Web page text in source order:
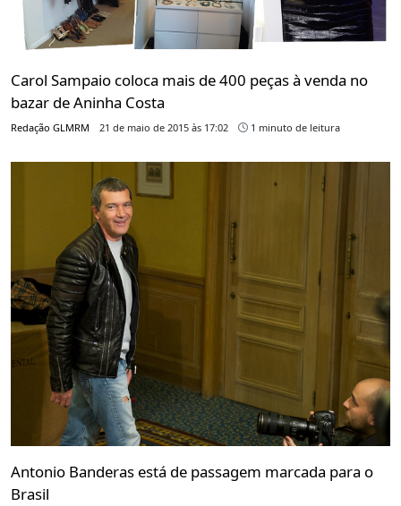
Carol Sampaio coloca mais de 400 peças à venda no
bazar de Aninha Costa
Redação GLMRM 21 de maio de 2015 às 17:02 1 minuto de leitura
Antonio Banderas está de passagem marcada para o
Brasil